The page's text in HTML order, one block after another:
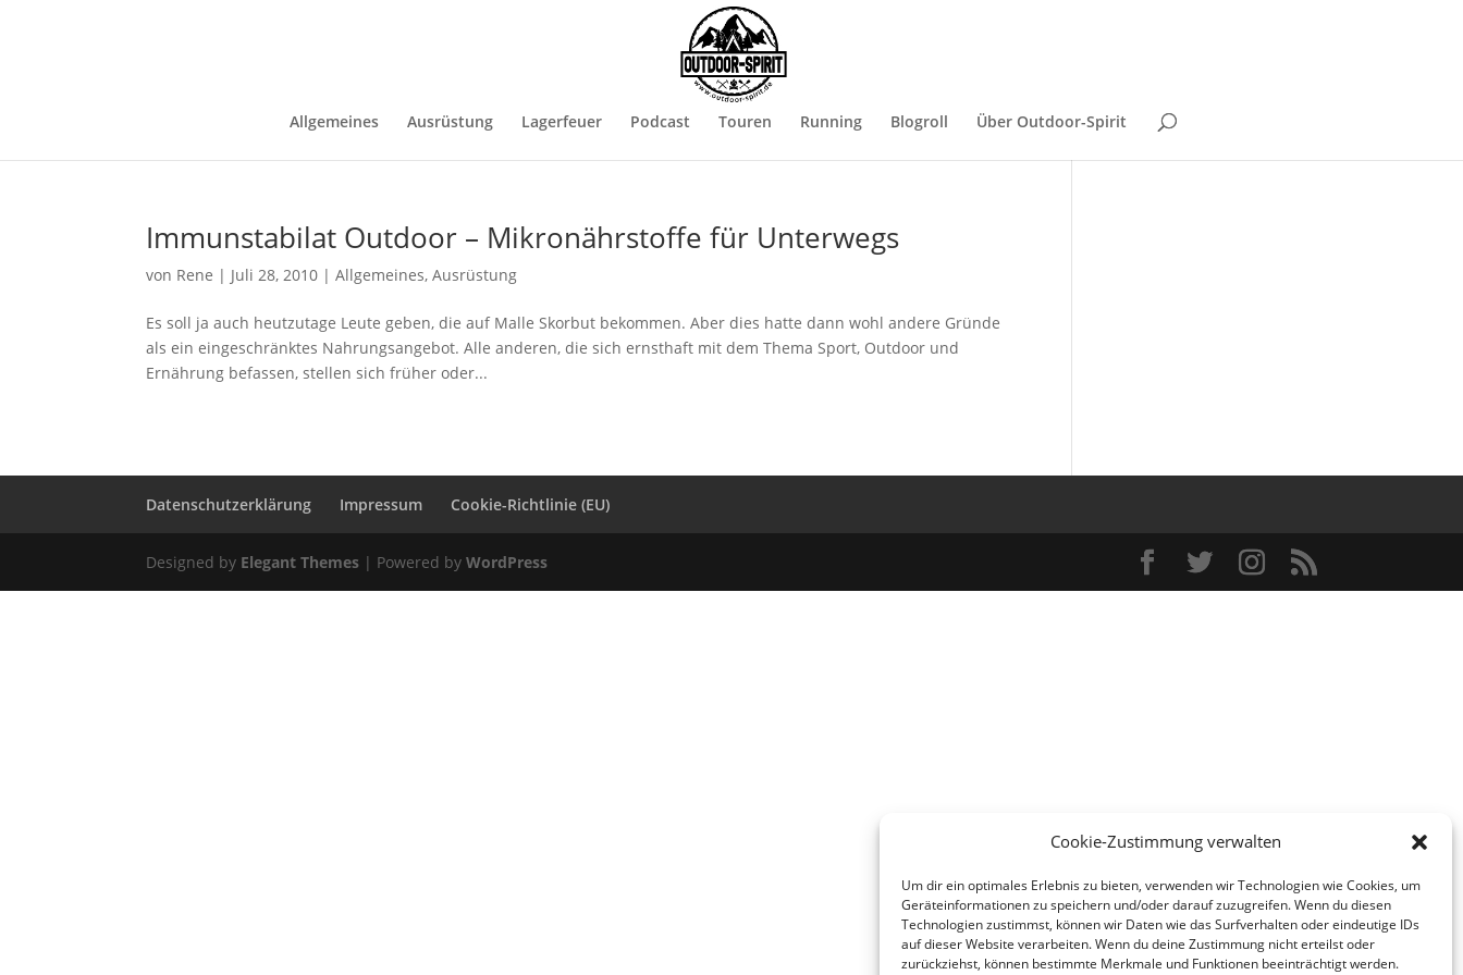
Cookie-Zustimmung verwalten
Um dir ein optimales Erlebnis zu bieten, verwenden wir Technologien wie Cookies, um
Geräteinformationen zu speichern und/oder darauf zuzugreifen. Wenn du diesen
Technologien zustimmst, können wir Daten wie das Surfverhalten oder eindeutige IDs
auf dieser Website verarbeiten. Wenn du deine Zustimmung nicht erteilst oder
zurückziehst, können bestimmte Merkmale und Funktionen beeinträchtigt werden.
Allgemeines Ausrüstung Lagerfeuer Podcast Touren Running Blogroll Über Outdoor-Spirit
Immunstabilat Outdoor – Mikronährstoffe für Unterwegs
von Rene | Juli 28, 2010 |Allgemeines,Ausrüstung
Es soll ja auch heutzutage Leute geben, die auf Malle Skorbut bekommen. Aber dies hatte dann wohl andere Gründe
als ein eingeschränktes Nahrungsangebot. Alle anderen, die sich ernsthaft mit dem Thema Sport, Outdoor und
Ernährung befassen, stellen sich früher oder...
Datenschutzerklärung Impressum Cookie-Richtlinie (EU)
Designed by Elegant Themes | Powered byWordPress